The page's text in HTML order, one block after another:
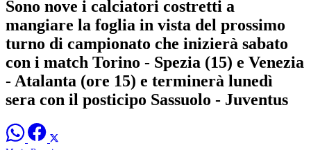
Sono nove i calciatori costretti a
mangiare la foglia in vista del prossimo
turno di campionato che inizierà sabato
con i match Torino - Spezia (15) e Venezia
- Atalanta (ore 15) e terminerà lunedì
sera con il posticipo Sassuolo - Juventus